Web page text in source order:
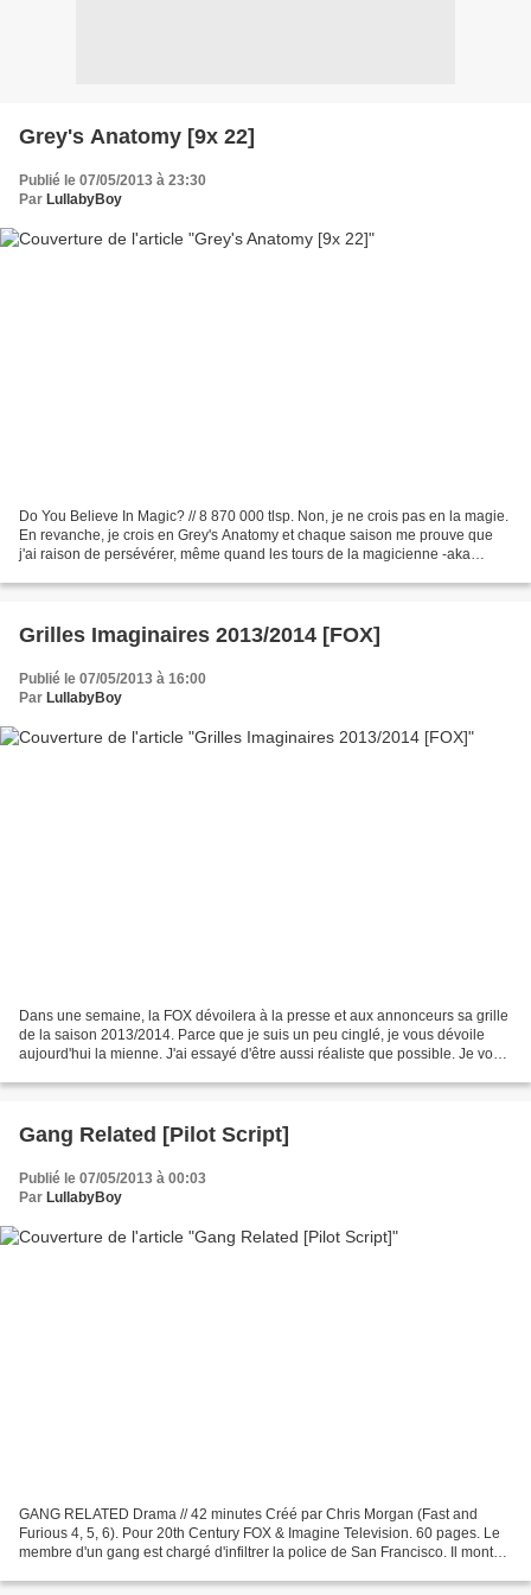
Grey's Anatomy [9x 22]
Publié le 07/05/2013 à 23:30
Par LullabyBoy
Do You Believe In Magic? // 8 870 000 tlsp. Non, je ne crois pas en la magie.
En revanche, je crois en Grey's Anatomy et chaque saison me prouve que
j'ai raison de persévérer, même quand les tours de la magicienne -aka
Grilles Imaginaires 2013/2014 [FOX]
Publié le 07/05/2013 à 16:00
Par LullabyBoy
Dans une semaine, la FOX dévoilera à la presse et aux annonceurs sa grille
de la saison 2013/2014. Parce que je suis un peu cinglé, je vous dévoile
aujourd'hui la mienne. J'ai essayé d'être aussi réaliste que possible. Je vous
Gang Related [Pilot Script]
Publié le 07/05/2013 à 00:03
Par LullabyBoy
GANG RELATED Drama // 42 minutes Créé par Chris Morgan (Fast and
Furious 4, 5, 6). Pour 20th Century FOX & Imagine Television. 60 pages. Le
membre d'un gang est chargé d'infiltrer la police de San Francisco. Il monte